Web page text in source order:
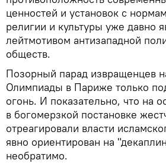
ценностей и установок с
религии и культуры уже давно
лейтмотивом антизападной
обществ.
Позорный парад извращенцев
Олимпиады в Париже только
огонь. И показательно, что на
в богомерзкой постановке
отреагировали власти
явно ориентирован на
необратимо.